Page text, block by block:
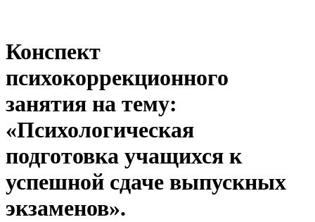
Конспект
психокоррекционного
занятия на тему:
«Психологическая
подготовка учащихся к
успешной сдаче выпускных
экзаменов».